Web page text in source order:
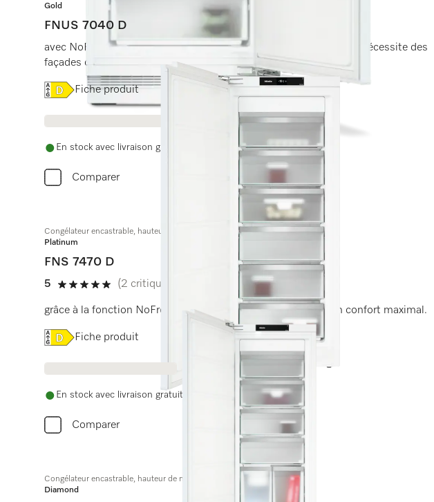
Gold
FNUS 7040 D
avec NoFrost, SoftClose et SuperFrost dans un design compact. Nécessite des
façades de cuisine d’une hauteur minimale de 72 cm.
Online Label Flag, Étiquette énergétique
Fiche produit
En stock avec livraison gratuite
Comparer
Congélateur encastrable, hauteur de niche 140 cm
Platinum
FNS 7470 D
5
5 étoiles sur 5
(2 critiques)
grâce à la fonction NoFrost et 6 tiroirs de congélation pour un confort maximal.
Online Label Flag, Étiquette énergétique
Fiche produit
En stock avec livraison gratuite
Comparer
Congélateur encastrable, hauteur de niche 178 cm
Diamond